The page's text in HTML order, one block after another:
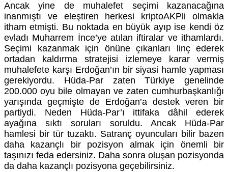
Ancak yine de muhalefet seçimi kazanacağına
inanmıştı ve eleştiren herkesi kriptoAKPli olmakla
itham etmişti. Bu noktada en büyük ayıp ise kendi öz
evladı Muharrem İnce’ye atılan iftiralar ve ithamlardı.
Seçimi kazanmak için önüne çıkanları linç ederek
ortadan kaldırma stratejisi izlemeye karar vermiş
muhalefete karşı Erdoğan’ın bir siyasi hamle yapması
gerekiyordu. Hüda-Par zaten Türkiye genelinde
200.000 oyu bile olmayan ve zaten cumhurbaşkanlığı
yarışında geçmişte de Erdoğan’a destek veren bir
partiydi. Neden Hüda-Par’ı ittifaka dâhil ederek
ayağına sıktı soruları soruldu. Ancak Hüda-Par
hamlesi bir tür tuzaktı. Satranç oyuncuları bilir bazen
daha kazançlı bir pozisyon almak için önemli bir
taşınızı feda edersiniz. Daha sonra oluşan pozisyonda
da daha kazançlı pozisyona geçebilirsiniz.